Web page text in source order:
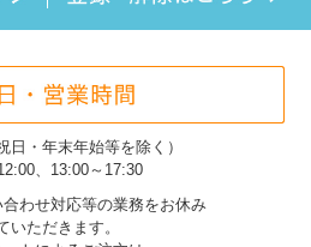
日・年末年始等を除く）
、13:00～17:30
わせ対応等の業務をお休み
いただきます。